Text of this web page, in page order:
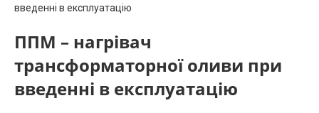
введенні в експлуатацію
ППМ – нагрівач
трансформаторної оливи при
введенні в експлуатацію